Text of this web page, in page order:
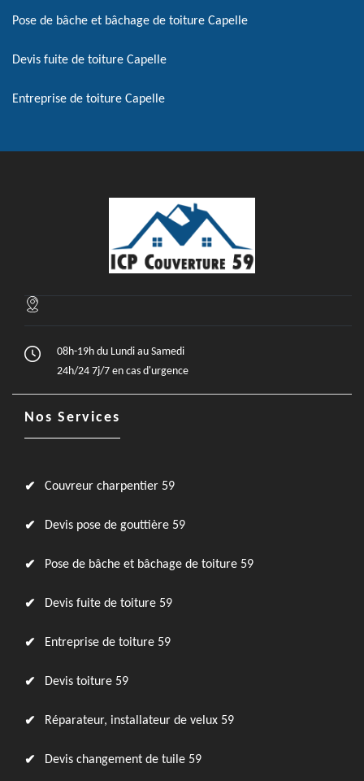
Pose de bâche et bâchage de toiture Capelle
Devis fuite de toiture Capelle
Entreprise de toiture Capelle
08h-19h du Lundi au Samedi
24h/24 7j/7 en cas d'urgence
Nos Services
Couvreur charpentier 59
Devis pose de gouttière 59
Pose de bâche et bâchage de toiture 59
Devis fuite de toiture 59
Entreprise de toiture 59
Devis toiture 59
Réparateur, installateur de velux 59
Devis changement de tuile 59